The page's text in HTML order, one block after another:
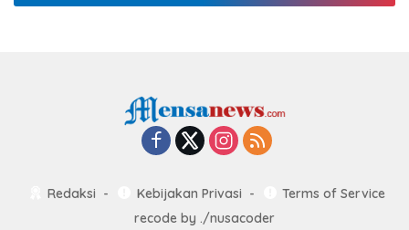
Redaksi Kebijakan Privasi
Terms of Service
recode by ./nusacoder